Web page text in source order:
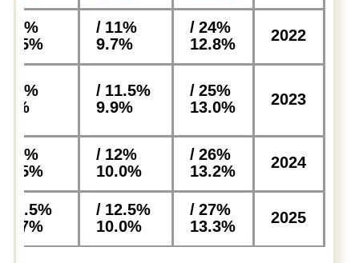
2022
24% /
12.8%
11% /
9.7%
54.5%
2023
25% /
13.0%
11.5% /
9.9%
54%
2024
26% /
13.2%
12% /
10.0%
53.5%
2025
27% /
13.3%
12.5% /
10.0%
53.7%